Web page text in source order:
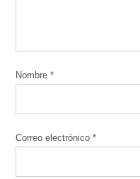
Nombre*
Correo electrónico*